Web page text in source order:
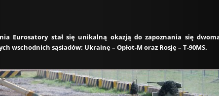
Eurosatory stał się unikalną okazją do zapoznania się
wschodnich sąsiadów: Ukrainę – Opłot-M oraz Rosję – T-90MS.